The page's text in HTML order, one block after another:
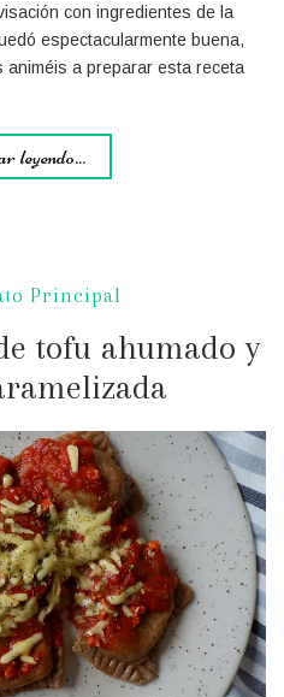
con ingredientes de la
espectacularmente buena,
a preparar esta receta
leyendo...
Principal
tofu ahumado y